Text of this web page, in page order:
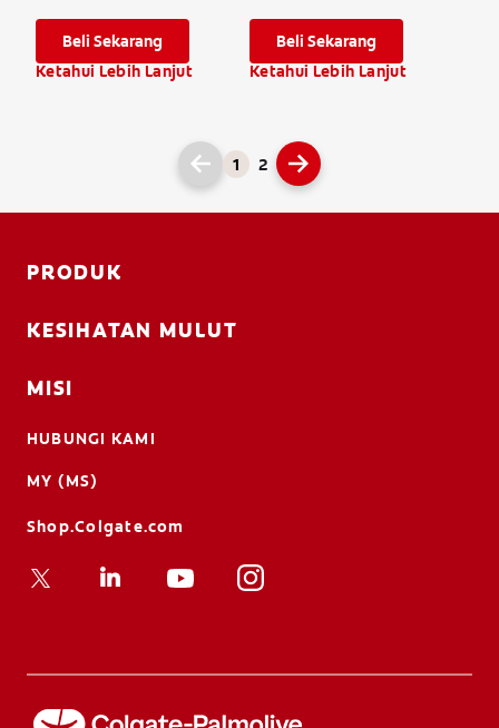
Beli Sekarang
Ketahui Lebih Lanjut
Beli Sekarang
Ketahui Lebih Lanjut
1 2
PRODUK
KESIHATAN MULUT
MISI
HUBUNGI KAMI
MY (MS)
Shop.Colgate.com